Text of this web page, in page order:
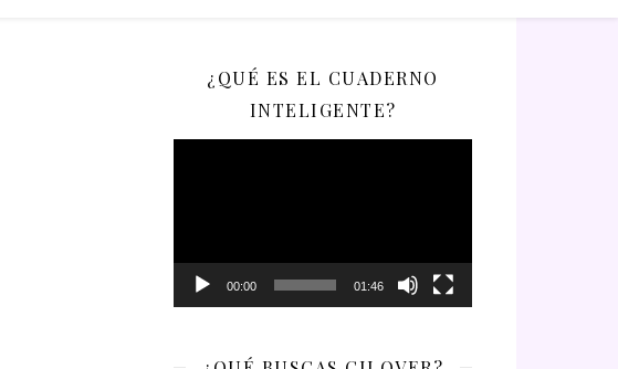
¿QUÉ ES EL CUADERNO
INTELIGENTE?
00:00 01:46